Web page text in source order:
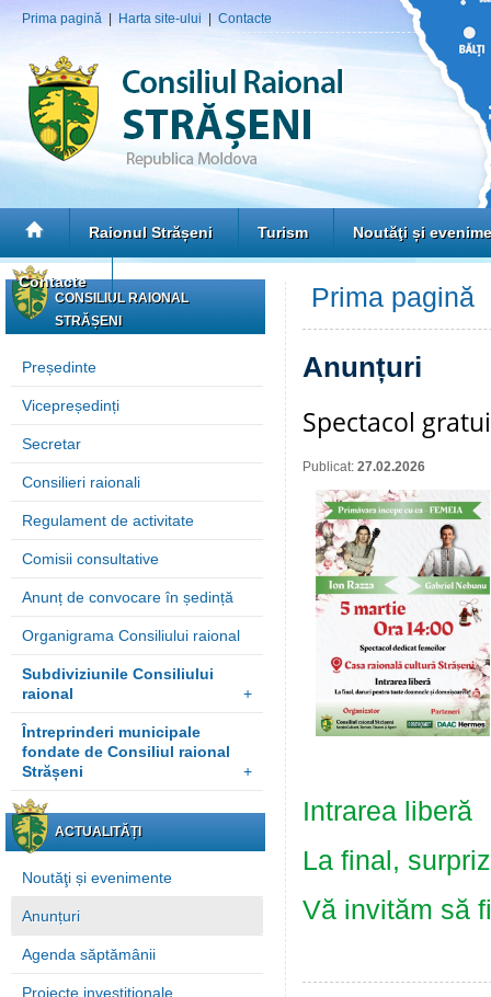
Prima pagină Harta site-ului Contacte
Raionul Strășeni Turism Noutăţi și
Contacte
CONSILIUL RAIONAL
STRĂȘENI
Președinte
Vicepreședinți
Secretar
Consilieri raionali
Regulament de activitate
Comisii consultative
Anunț de convocare în ședință
Organigrama Consiliului raional
Subdiviziunile Consiliului
raional
+
Întreprinderi municipale
fondate de Consiliul raional
Strășeni
+
ACTUALITĂȚI
Noutăţi și evenimente
Anunțuri
Agenda săptămânii
Proiecte investiționale
Prima pagină
Anunțuri
Spectacol
Publicat: 27.02.2026
Intrarea liberă
La final,
Vă invităm să